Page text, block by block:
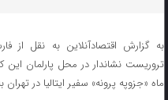
به گزارش اقتصادآنلاین به نقل از
ماه «جزوپه پرونه» سفیر ایتالیا در